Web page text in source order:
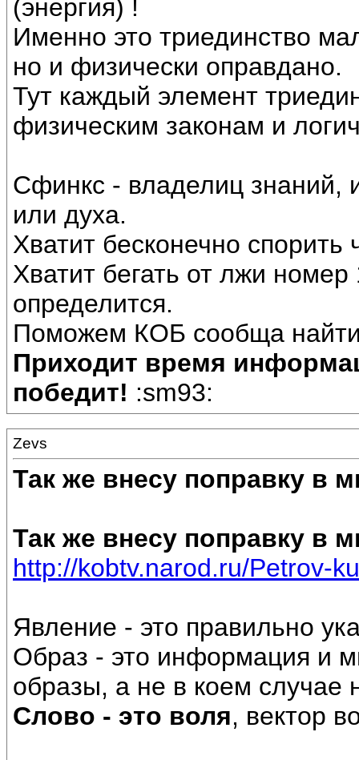
(энергия) !
Именно это триединство
но и физически оправдано.
Тут каждый элемент
физическим законам и
Сфинкс - владелиц
или духа.
Хватит бесконечно
Хватит бегать от лжи
определится.
Поможем КОБ сообща найти
Приходит время
победит! :sm93:
Zevs
Так же внесу поправку в
Так же внесу поправку в
http://kobtv.narod.ru/Petrov-
Явление - это правильно
Образ - это информация и
образы, а не в коем случае
Слово - это воля, вектор